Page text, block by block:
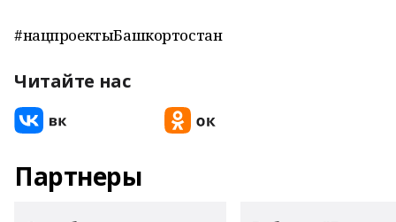
#нацпроектыБашкортостан
Читайте нас
Партнеры